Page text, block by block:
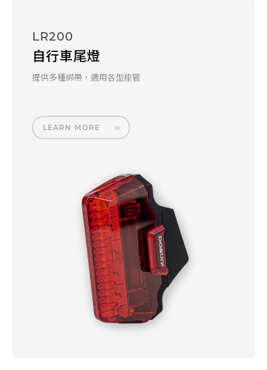
LR200
自行車尾燈
提供多種綁帶，適用各型座管
LEARN MORE